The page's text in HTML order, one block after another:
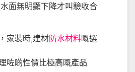
面無明顯下降才叫驗收合
家裝時,建材防水材料嘅選
咗啲性價比極高嘅產品